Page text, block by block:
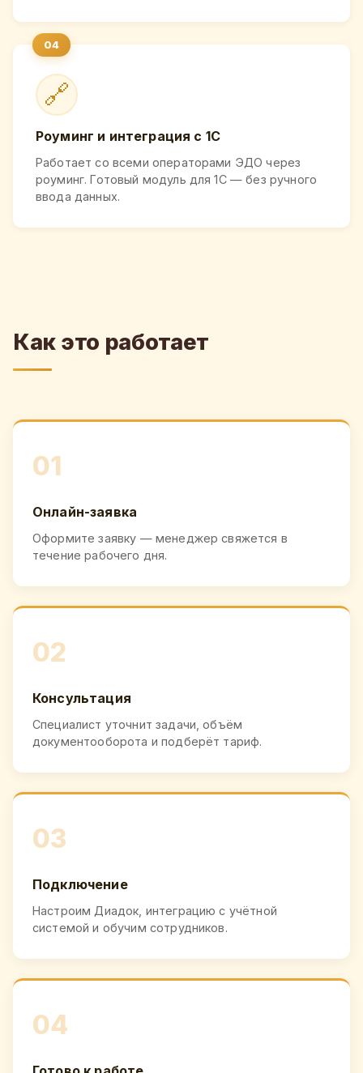
🔗
Роуминг и интеграция с 1С
Работает со всеми операторами ЭДО через
роуминг. Готовый модуль для 1С — без ручного
ввода данных.
Как это работает
01
Онлайн-заявка
Оформите заявку — менеджер свяжется в
течение рабочего дня.
02
Консультация
Специалист уточнит задачи, объём
документооборота и подберёт тариф.
03
Подключение
Настроим Диадок, интеграцию с учётной
системой и обучим сотрудников.
04